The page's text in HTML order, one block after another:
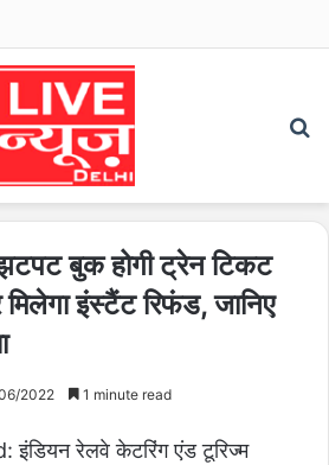
बुक होगी ट्रेन टिकट
इंस्टैंट रिफंड, जानिए
2022 1 minute read
रेलवे केटरिंग एंड टूरिज्म